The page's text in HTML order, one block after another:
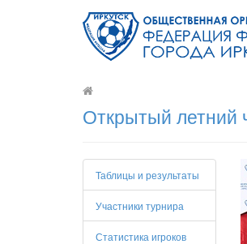
Открытый летний
Таблицы и результаты
Участники турнира
Статистика игроков